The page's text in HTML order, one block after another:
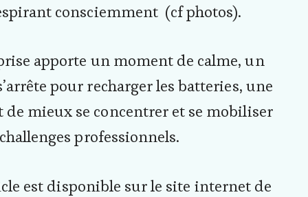
consciemment (cf photos).
apporte un moment de calme, un
pour recharger les batteries, une
mieux se concentrer et se mobiliser
professionnels.
est disponible sur le site internet de